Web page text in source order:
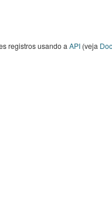
registros usando a API(veja